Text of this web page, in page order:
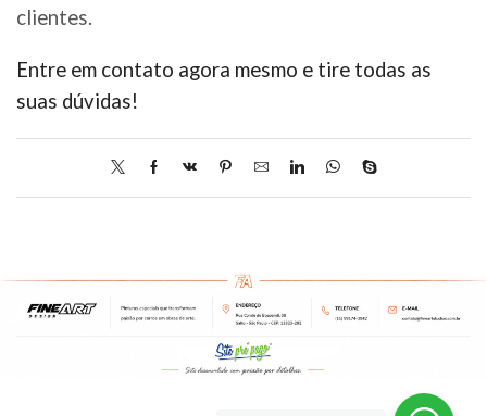
clientes.
Entre em contato agora mesmo e tire todas as
suas dúvidas!